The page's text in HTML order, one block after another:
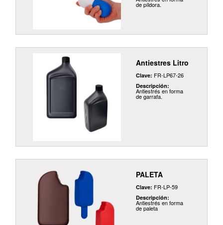
de píldora.
Antiestres Litro
Clave: FR-LP67-26
Descripción:
Antiestrés en forma
de garrafa.
PALETA
Clave: FR-LP-59
Descripción:
Antiestrés en forma
de paleta